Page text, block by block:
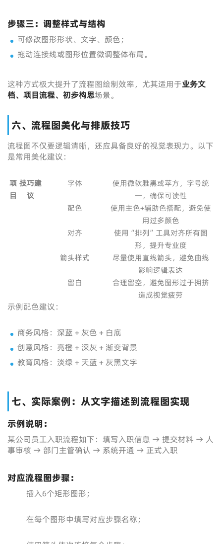
步骤三：调整样式与结构
可修改图形形状、文字、颜色；
拖动连接线或图形位置微调整体布局。
这种方式极大提升了流程图绘制效率，尤其适用于业务文
档、项目流程、初步构思场景。
六、流程图美化与排版技巧
流程图不仅要逻辑清晰，还应具备良好的视觉表现力。以下
是常用美化建议：
项
目
技巧建
议
字体
使用微软雅黑或苹方，字号统
一，确保可读性
配色
使用主色+辅助色搭配，避免使
用过多颜色
对齐
使用“排列”工具对齐所有图
形，提升专业度
箭头样式
尽量使用直线箭头，避免曲线
影响逻辑表达
留白
合理留空，避免图形过于拥挤
造成视觉疲劳
示例配色建议：
商务风格：深蓝 + 灰色 + 白底
创意风格：亮橙 + 深灰 + 渐变背景
教育风格：淡绿 + 天蓝 + 灰黑文字
七、实际案例：从文字描述到流程图实现
示例说明：
某公司员工入职流程如下：填写入职信息 → 提交材料 → 人
事审核 → 部门主管确认 → 系统开通 → 正式入职
对应流程图步骤：
插入6个矩形图形；
在每个图形中填写对应步骤名称；